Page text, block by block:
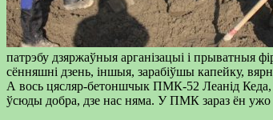
патрэбу дзяржаўныя арганізацыі і прыватныя
сённяшні дзень, іншыя, зарабіўшы капейку,
А вось цясляр-бетоншчык ПМК-52 Леанід Кеда,
ўсюды добра, дзе нас няма. У ПМК зараз ён ужо